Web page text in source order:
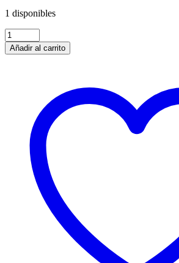
1 disponibles
Añadir al carrito